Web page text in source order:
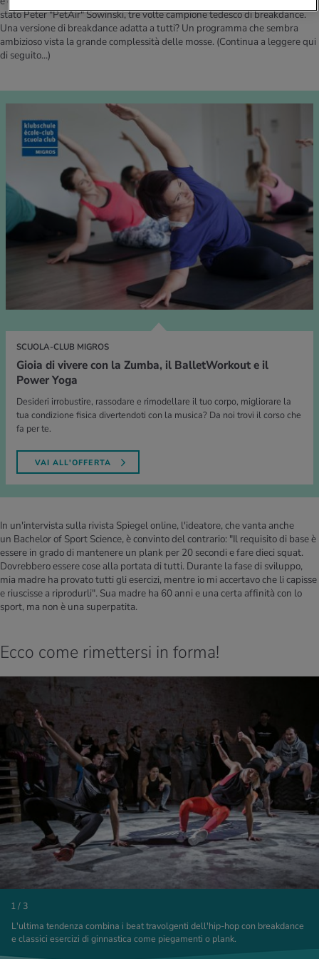
stato Peter "PetAir" Sowinski, tre volte campione tedesco di breakdance.
Una versione di breakdance adatta a tutti? Un programma che sembra
ambizioso vista la grande complessità delle mosse. (Continua a leggere qui
di seguito...)
SCUOLA-CLUB MIGROS
Gioia di vivere con la Zumba, il BalletWorkout e il
Power Yoga
Desideri irrobustire, rassodare e rimodellare il tuo corpo, migliorare la
tua condizione fisica divertendoti con la musica? Da noi trovi il corso che
fa per te.
VAI ALL'OFFERTA
In un'intervista sulla rivista Spiegel online, l'ideatore, che vanta anche
un Bachelor of Sport Science, è convinto del contrario: "Il requisito di base è
essere in grado di mantenere un plank per 20 secondi e fare dieci squat.
Dovrebbero essere cose alla portata di tutti. Durante la fase di sviluppo,
mia madre ha provato tutti gli esercizi, mentre io mi accertavo che li capisse
e riuscisse a riprodurli". Sua madre ha 60 anni e una certa affinità con lo
sport, ma non è una superpatita.
Ecco come rimettersi in forma!
1 / 3
L'ultima tendenza combina i beat travolgenti dell'hip-hop con breakdance
e classici esercizi di ginnastica come piegamenti o plank.